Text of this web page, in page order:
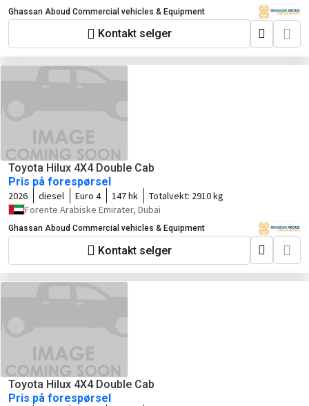
Ghassan Aboud Commercial vehicles & Equipment
Kontakt selger
Toyota Hilux 4X4 Double Cab
Pris på forespørsel
2026 diesel Euro 4 147 hk Totalvekt: 2910 kg
Forente Arabiske Emirater, Dubai
Ghassan Aboud Commercial vehicles & Equipment
Kontakt selger
Toyota Hilux 4X4 Double Cab
Pris på forespørsel